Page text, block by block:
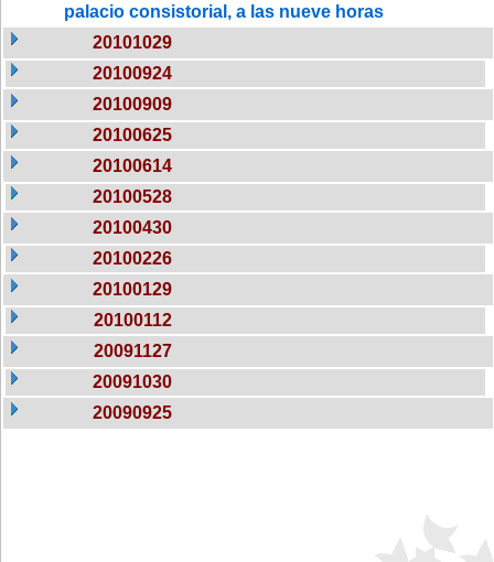
palacio consistorial, a las nueve horas
20101029
20100924
20100909
20100625
20100614
20100528
20100430
20100226
20100129
20100112
20091127
20091030
20090925